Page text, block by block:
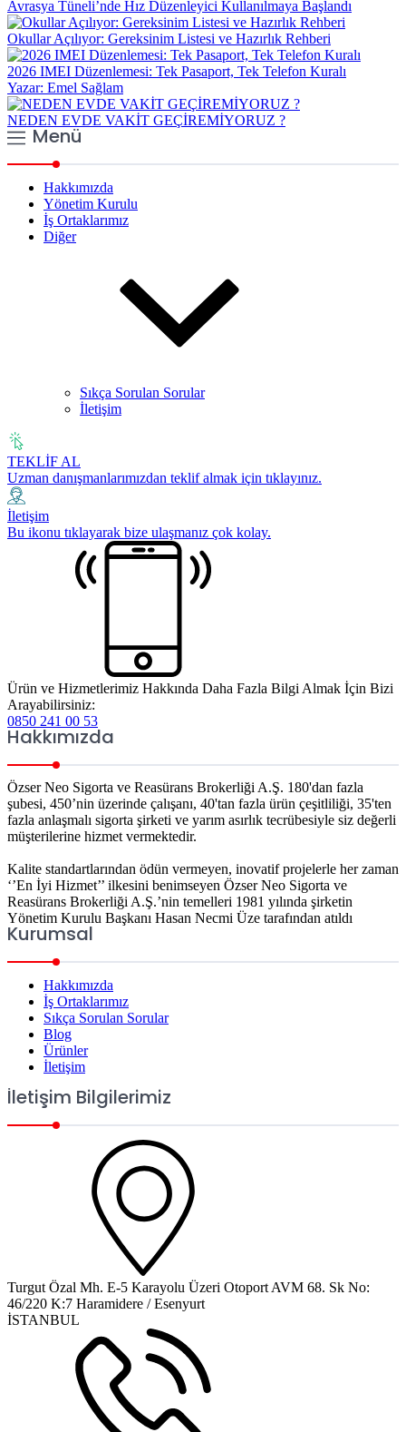
Avrasya Tüneli’nde Hız Düzenleyici Kullanılmaya Başlandı
Okullar Açılıyor: Gereksinim Listesi ve Hazırlık Rehberi
2026 IMEI Düzenlemesi: Tek Pasaport, Tek Telefon Kuralı
Yazar: Emel Sağlam
NEDEN EVDE VAKİT GEÇİREMİYORUZ ?
Menü
Hakkımızda
Yönetim Kurulu
İş Ortaklarımız
Diğer
Sıkça Sorulan Sorular
İletişim
TEKLİF AL
Uzman danışmanlarımızdan teklif almak için tıklayınız.
İletişim
Bu ikonu tıklayarak bize ulaşmanız çok kolay.
Ürün ve Hizmetlerimiz Hakkında Daha Fazla Bilgi Almak İçin Bizi
Arayabilirsiniz:
0850 241 00 53
Hakkımızda
Özser Neo Sigorta ve Reasürans Brokerliği A.Ş. 180'dan fazla
şubesi, 450’nin üzerinde çalışanı, 40'tan fazla ürün çeşitliliği, 35'ten
fazla anlaşmalı sigorta şirketi ve yarım asırlık tecrübesiyle siz değerli
müşterilerine hizmet vermektedir.
Kalite standartlarından ödün vermeyen, inovatif projelerle her zaman
‘’En İyi Hizmet’’ ilkesini benimseyen Özser Neo Sigorta ve
Reasürans Brokerliği A.Ş.’nin temelleri 1981 yılında şirketin
Yönetim Kurulu Başkanı Hasan Necmi Üze tarafından atıldı
Kurumsal
Hakkımızda
İş Ortaklarımız
Sıkça Sorulan Sorular
Blog
Ürünler
İletişim
İletişim Bilgilerimiz
Turgut Özal Mh. E-5 Karayolu Üzeri Otoport AVM 68. Sk No:
46/220 K:7 Haramidere / Esenyurt
İSTANBUL